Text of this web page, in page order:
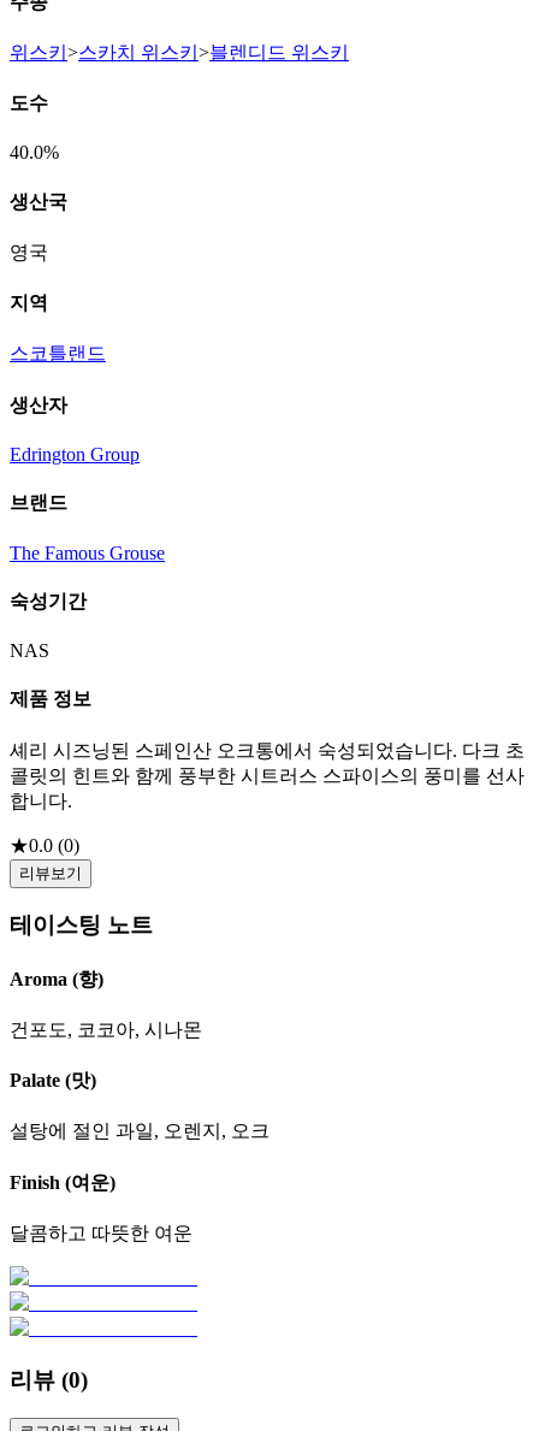
위스키 >스카치 위스키 >블렌디드 위스키
도수
40.0%
생산국
영국
지역
스코틀랜드
생산자
Edrington Group
브랜드
The Famous Grouse
숙성기간
NAS
제품 정보
셰리 시즈닝된 스페인산 오크통에서 숙성되었습니다. 다크 초
콜릿의 힌트와 함께 풍부한 시트러스 스파이스의 풍미를 선사
합니다.
★0.0 (0)
리뷰보기
테이스팅 노트
Aroma (향)
건포도, 코코아, 시나몬
Palate (맛)
설탕에 절인 과일, 오렌지, 오크
Finish (여운)
달콤하고 따뜻한 여운
리뷰 (0)